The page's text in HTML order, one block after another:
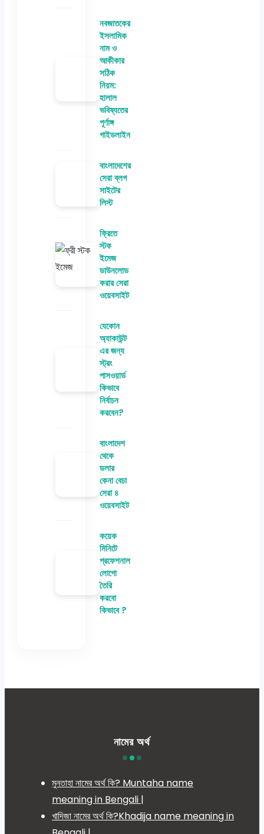
নবজাতকের
ইসলামিক
নাম ও
আকীকার
সঠিক
নিয়ম:
হালাল
ভবিষ্যতের
পূর্ণাঙ্গ
গাইডলাইন
বাংলাদেশের
সেরা ব্লগ
সাইটের
লিস্ট
ফ্রিতে
স্টক
ইমেজ
ডাউনলোড
করার সেরা
ওয়েবসাইট
যেকোন
অ্যাকাউন্ট
এর জন্য
স্ট্রং
পাসওয়ার্ড
কিভাবে
নির্বাচন
করবেন?
বাংলাদেশ
থেকে
ডলার
কেনা বেচা
সেরা ৪
ওয়েবসাইট
কয়েক
মিনিটে
প্রফেশনাল
লোগো
তৈরি
করবো
কিভাবে ?
নামের অর্থ
মুনতাহা নামের অর্থ কি? Muntaha name
meaning in Bengali |
খাদিজা নামের অর্থ কি?Khadija name meaning in